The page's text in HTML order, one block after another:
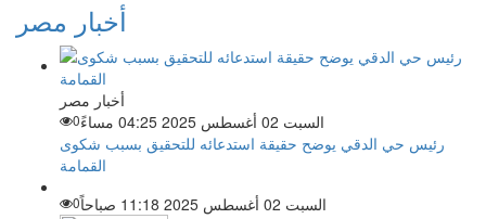
أخبار مصر
أخبار مصر
السبت 02 أغسطس 2025 04:25 مساءً
0
رئيس حي الدقي يوضح حقيقة استدعائه للتحقيق بسبب شكوى
القمامة
السبت 02 أغسطس 2025 11:18 صباحاً
0